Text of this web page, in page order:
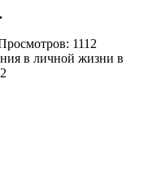
1112
в личной жизни в